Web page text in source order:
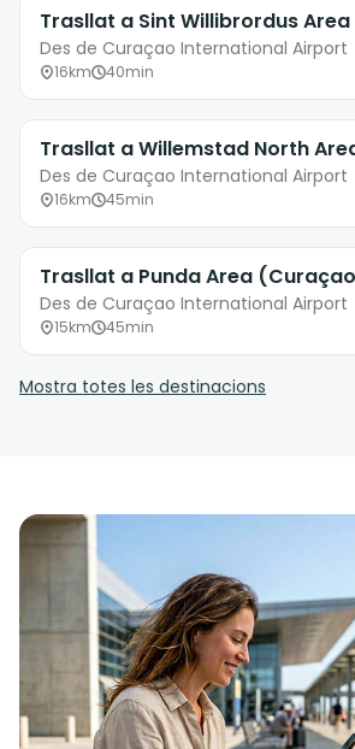
Trasllat a Sint Willibrordus
Des de Curaçao International Airport
16km 40min
Trasllat a Willemstad North
Des de Curaçao International Airport
16km 45min
Trasllat a Punda Area
Des de Curaçao International Airport
15km 45min
Mostra totes les destinacions